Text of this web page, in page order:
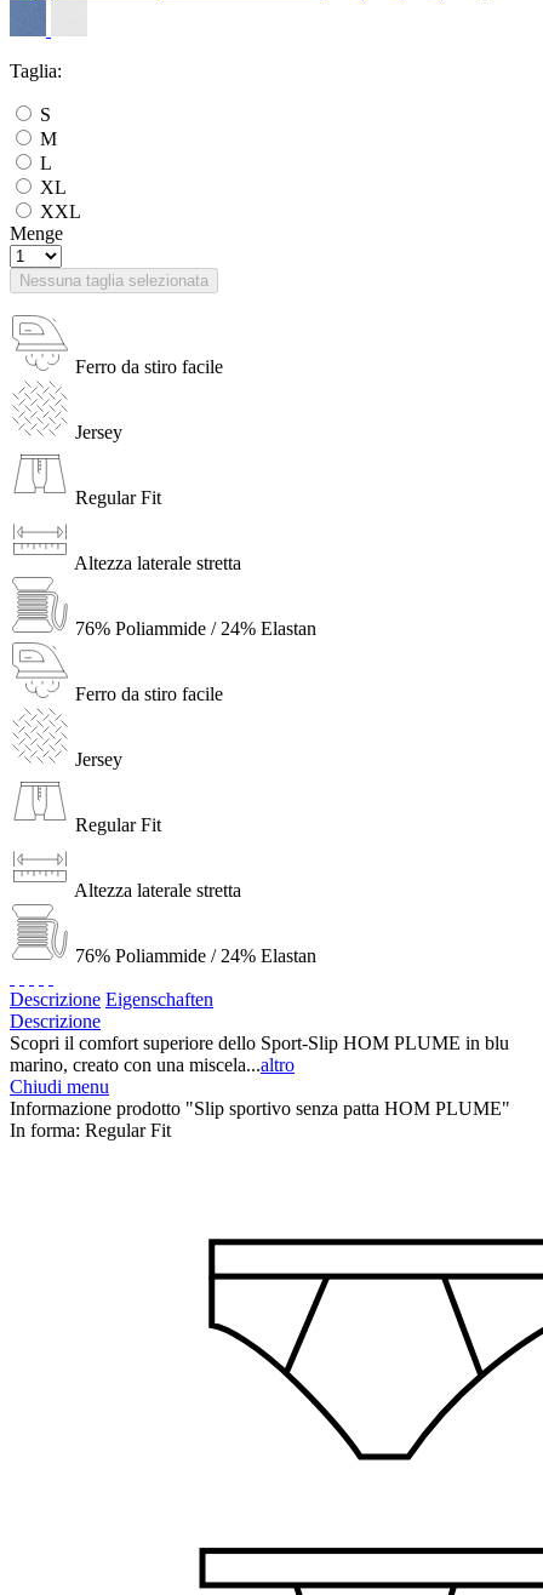
Taglia:
S
M
L
XL
XXL
Menge
Nessuna taglia selezionata
Ferro da stiro facile
Jersey
Regular Fit
Altezza laterale stretta
76% Poliammide / 24% Elastan
Ferro da stiro facile
Jersey
Regular Fit
Altezza laterale stretta
76% Poliammide / 24% Elastan
Descrizione Eigenschaften
Descrizione
Scopri il comfort superiore dello Sport-Slip HOM PLUME in blu
marino, creato con una miscela...altro
Chiudi menu
Informazione prodotto "Slip sportivo senza patta HOM PLUME"
In forma: Regular Fit